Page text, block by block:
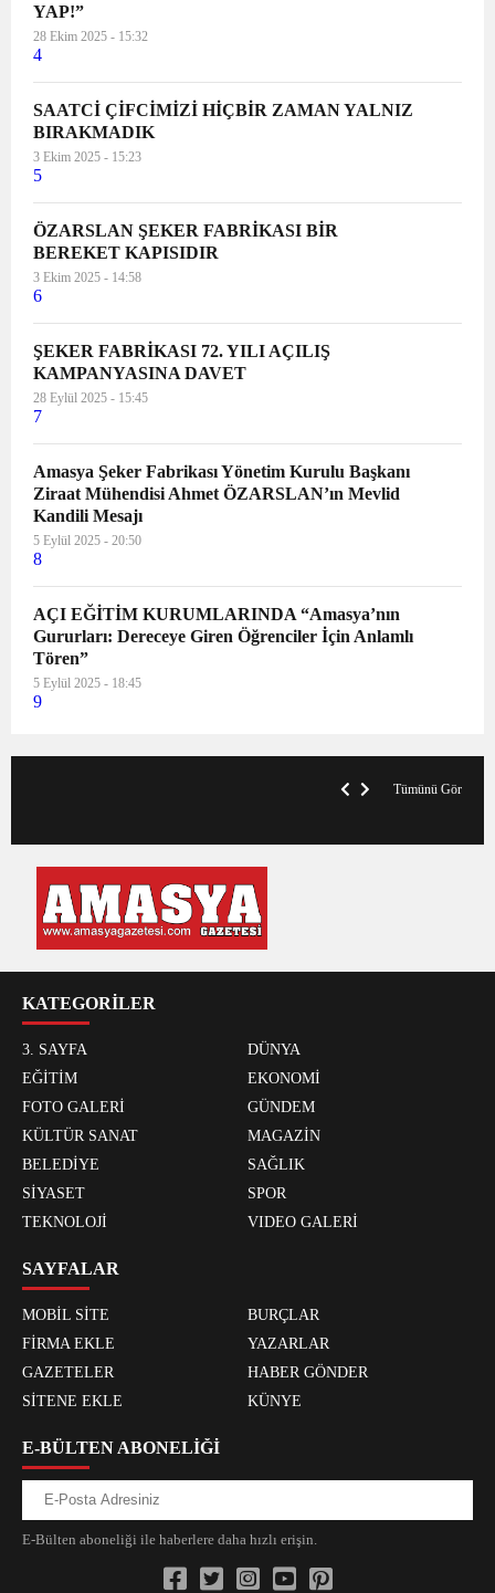
YAP!”
28 Ekim 2025 - 15:32
4
SAATCİ ÇİFCİMİZİ HİÇBİR ZAMAN YALNIZ
BIRAKMADIK
3 Ekim 2025 - 15:23
5
ÖZARSLAN ŞEKER FABRİKASI BİR
BEREKET KAPISIDIR
3 Ekim 2025 - 14:58
6
ŞEKER FABRİKASI 72. YILI AÇILIŞ
KAMPANYASINA DAVET
28 Eylül 2025 - 15:45
7
Amasya Şeker Fabrikası Yönetim Kurulu Başkanı
Ziraat Mühendisi Ahmet ÖZARSLAN’ın Mevlid
Kandili Mesajı
5 Eylül 2025 - 20:50
8
AÇI EĞİTİM KURUMLARINDA “Amasya’nın
Gururları: Dereceye Giren Öğrenciler İçin Anlamlı
Tören”
5 Eylül 2025 - 18:45
9
Tümünü Gör
KATEGORİLER
3. SAYFA
DÜNYA
EĞİTİM
EKONOMİ
FOTO GALERİ
GÜNDEM
KÜLTÜR SANAT
MAGAZİN
BELEDİYE
SAĞLIK
SİYASET
SPOR
TEKNOLOJİ
VIDEO GALERİ
SAYFALAR
MOBİL SİTE
BURÇLAR
FİRMA EKLE
YAZARLAR
GAZETELER
HABER GÖNDER
SİTENE EKLE
KÜNYE
E-BÜLTEN ABONELİĞİ
E-Bülten aboneliği ile haberlere daha hızlı erişin.